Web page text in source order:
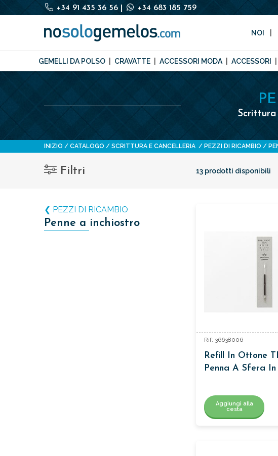
+34 91 435 36 56 +34 683 185 759
NOI
GEMELLI DA POLSO CRAVATTE ACCESSORI MODA ACCESSORI
INIZIO CATALOGO SCRITTURA E CANCELLERIA PEZZI DI RICAMBIO
Filtri 13 prodotti disponibili
❮ PEZZI DI RICAMBIO
Penne a inchiostro
Rif: 36638006
Refill In Ottone
Penna A Sfera
Aggiungi alla
cesta